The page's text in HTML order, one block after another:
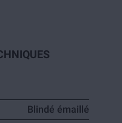
Blindé émaillé